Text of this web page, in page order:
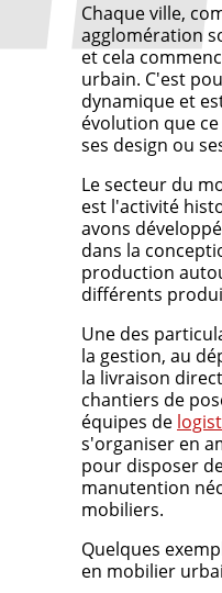
Chaque ville,
agglomération
et cela
urbain. C'est
dynamique et
évolution que
ses design ou
Le secteur du
est l'activité
avons
dans la
production
différents
Une des
la gestion, au
la livraison
chantiers de
équipes de
s'organiser en
pour disposer
manutention
mobiliers.
Quelques
en mobilier